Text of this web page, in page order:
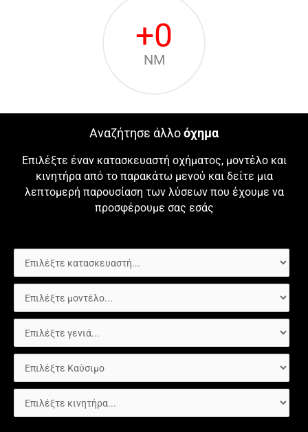
+0
NM
Αναζήτησε άλλοόχημα
Επιλέξτε έναν κατασκευαστή οχήματος, μοντέλο και
κινητήρα από το παρακάτω μενού και δείτε μια
λεπτομερή παρουσίαση των λύσεων που έχουμε να
προσφέρουμε σας εσάς